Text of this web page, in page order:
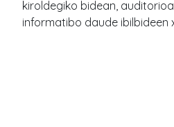
kiroldegiko bidean,
informatibo daude ibilbideen